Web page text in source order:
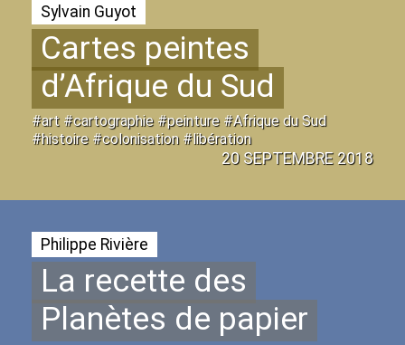
Sylvain Guyot
Cartes peintes
d’Afrique du Sud
#art #cartographie #peinture #Afrique du Sud
#histoire #colonisation #libération
20 SEPTEMBRE 2018
Philippe Rivière
La recette des
Planètes de papier